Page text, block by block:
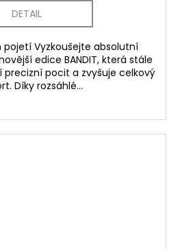
DETAIL
pojetí Vyzkoušejte absolutní
edice BANDIT, která stále
precizní pocit a zvyšuje celkový
Díky rozsáhlé...